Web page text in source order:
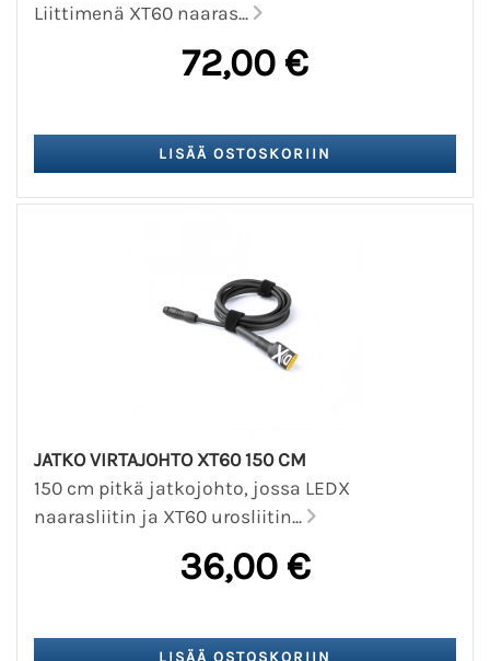
Liittimenä XT60 naaras...
72,00 €
JATKO VIRTAJOHTO XT60 150 CM
150 cm pitkä jatkojohto, jossa LEDX
naarasliitin ja XT60 urosliitin...
36,00 €